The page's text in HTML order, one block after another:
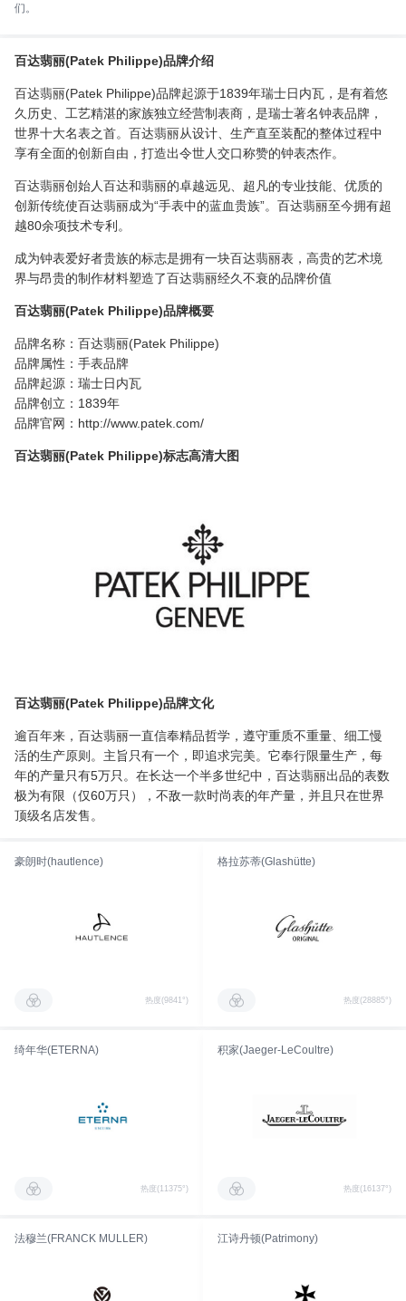
们。
百达翡丽(Patek Philippe)品牌介绍
百达翡丽(Patek Philippe)品牌起源于1839年瑞士日内瓦，是有着悠
久历史、工艺精湛的家族独立经营制表商，是瑞士著名钟表品牌，
世界十大名表之首。百达翡丽从设计、生产直至装配的整体过程中
享有全面的创新自由，打造出令世人交口称赞的钟表杰作。
百达翡丽创始人百达和翡丽的卓越远见、超凡的专业技能、优质的
创新传统使百达翡丽成为“手表中的蓝血贵族”。百达翡丽至今拥有超
越80余项技术专利。
成为钟表爱好者贵族的标志是拥有一块百达翡丽表，高贵的艺术境
界与昂贵的制作材料塑造了百达翡丽经久不衰的品牌价值
百达翡丽(Patek Philippe)品牌概要
品牌名称：百达翡丽(Patek Philippe)
品牌属性：手表品牌
品牌起源：瑞士日内瓦
品牌创立：1839年
品牌官网：http://www.patek.com/
百达翡丽(Patek Philippe)标志高清大图
百达翡丽(Patek Philippe)品牌文化
逾百年来，百达翡丽一直信奉精品哲学，遵守重质不重量、细工慢
活的生产原则。主旨只有一个，即追求完美。它奉行限量生产，每
年的产量只有5万只。在长达一个半多世纪中，百达翡丽出品的表数
极为有限（仅60万只），不敌一款时尚表的年产量，并且只在世界
顶级名店发售。
豪朗时(hautlence)
热度(9841°)
格拉苏蒂(Glashütte)
热度(28885°)
绮年华(ETERNA)
热度(11375°)
积家(Jaeger-LeCoultre)
热度(16137°)
法穆兰(FRANCK MULLER) 江诗丹顿(Patrimony)